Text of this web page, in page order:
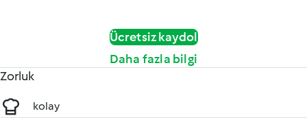
Ücretsiz kaydol
Daha fazla bilgi
Zorluk
kolay